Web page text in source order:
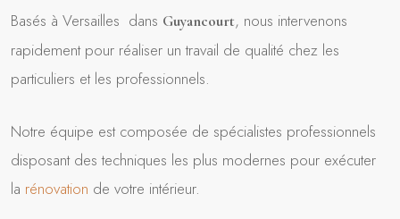
Basés à Versailles dans Guyancourt, nous intervenons
rapidement pour réaliser un travail de qualité chez les
particuliers et les professionnels.
Notre équipe est composée de spécialistes professionnels
disposant des techniques les plus modernes pour exécuter
la rénovation de votre intérieur.